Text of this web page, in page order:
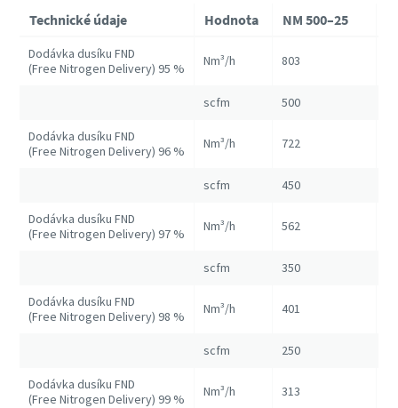
Technické údaje Hodnota NM 500–25
Dodávka dusíku FND
(Free Nitrogen Delivery) 95 %
Nm³/h 803
scfm 500
Dodávka dusíku FND
(Free Nitrogen Delivery) 96 %
Nm³/h 722
scfm 450
Dodávka dusíku FND
(Free Nitrogen Delivery) 97 %
Nm³/h 562
scfm 350
Dodávka dusíku FND
(Free Nitrogen Delivery) 98 %
Nm³/h 401
scfm 250
Dodávka dusíku FND
(Free Nitrogen Delivery) 99 %
Nm³/h 313